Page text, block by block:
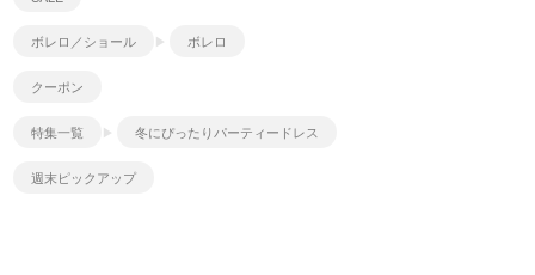
ボレロ／ショール ボレロ
クーポン
特集一覧 冬にぴったりパーティードレス
週末ピックアップ